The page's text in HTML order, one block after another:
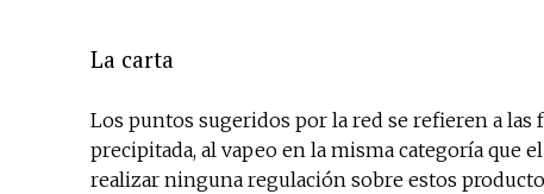
La carta
Los puntos sugeridos por la red se refieren a
precipitada, al vapeo en la misma categoría que
realizar ninguna regulación sobre estos